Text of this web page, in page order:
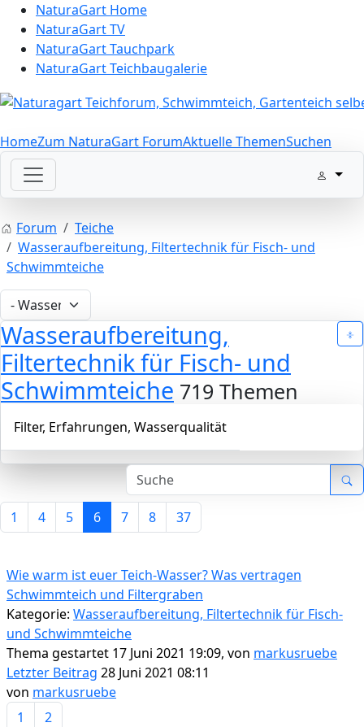
NaturaGart Home
NaturaGart TV
NaturaGart Tauchpark
NaturaGart Teichbaugalerie
HomeZum NaturaGart ForumAktuelle ThemenSuchen
Forum
Teiche
Wasseraufbereitung, Filtertechnik für Fisch- und
Schwimmteiche
Wasseraufbereitung,
Filtertechnik für Fisch- und
Schwimmteiche 719 Themen
Filter, Erfahrungen, Wasserqualität
1 4 5 6 7 8 37
Wie warm ist euer Teich-Wasser? Was vertragen
Schwimmteich und Filtergraben
Kategorie: Wasseraufbereitung, Filtertechnik für Fisch-
und Schwimmteiche
Thema gestartet 17 Juni 2021 19:09, von markusruebe
Letzter Beitrag 28 Juni 2021 08:11
von markusruebe
1
2